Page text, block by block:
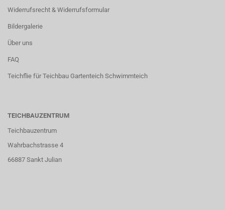
Widerrufsrecht & Widerrufsformular
Bildergalerie
Über uns
FAQ
Teichflie für Teichbau Gartenteich Schwimmteich
TEICHBAUZENTRUM
Teichbauzentrum
Wahrbachstrasse 4
66887 Sankt Julian